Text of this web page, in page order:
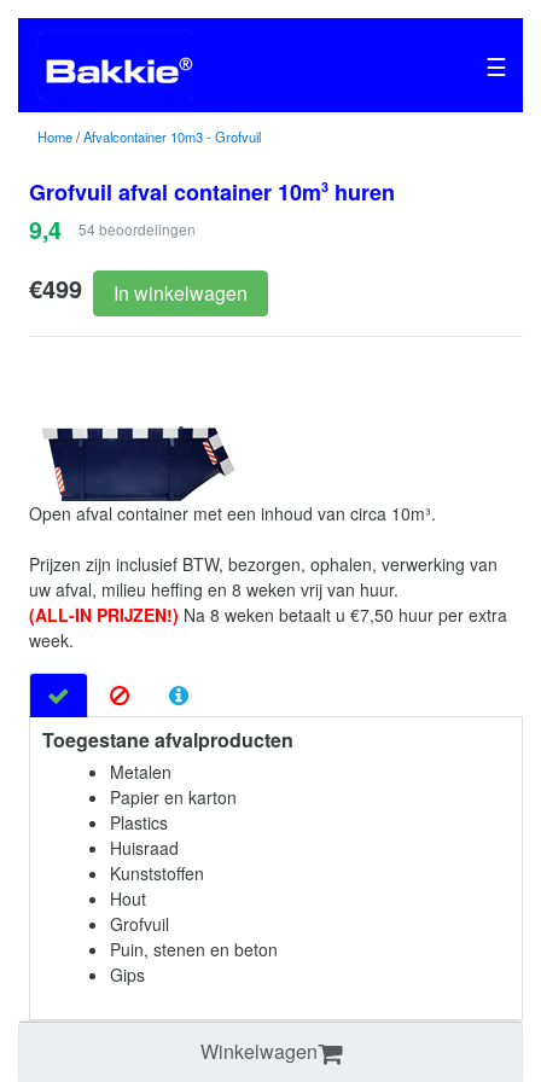
☰
Home/Afvalcontainer 10m3 - Grofvuil
Grofvuil afval container 10m3 huren
9,4 54 beoordelingen
€499 In winkelwagen
Open afval container met een inhoud van circa 10m³.
Prijzen zijn inclusief BTW, bezorgen, ophalen, verwerking van
uw afval, milieu heffing en 8 weken vrij van huur.
(ALL-IN PRIJZEN!) Na 8 weken betaalt u €7,50 huur per extra
week.
Toegestane afvalproducten
Metalen
Papier en karton
Plastics
Huisraad
Kunststoffen
Hout
Grofvuil
Puin, stenen en beton
Gips
Winkelwagen